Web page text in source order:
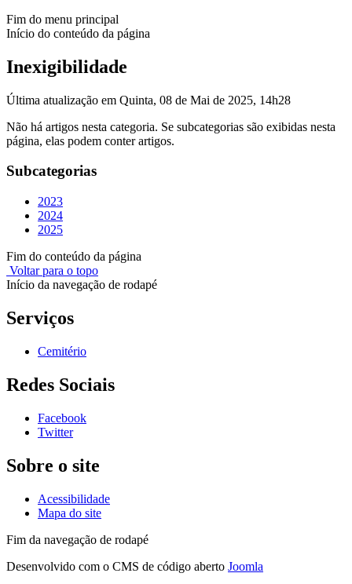
Fim do menu principal
Início do conteúdo da página
Inexigibilidade
Última atualização em Quinta, 08 de Mai de 2025, 14h28
Não há artigos nesta categoria. Se subcategorias são exibidas nesta
página, elas podem conter artigos.
Subcategorias
2023
2024
2025
Fim do conteúdo da página
Voltar para o topo
Início da navegação de rodapé
Serviços
Cemitério
Redes Sociais
Facebook
Twitter
Sobre o site
Acessibilidade
Mapa do site
Fim da navegação de rodapé
Desenvolvido com o CMS de código aberto Joomla